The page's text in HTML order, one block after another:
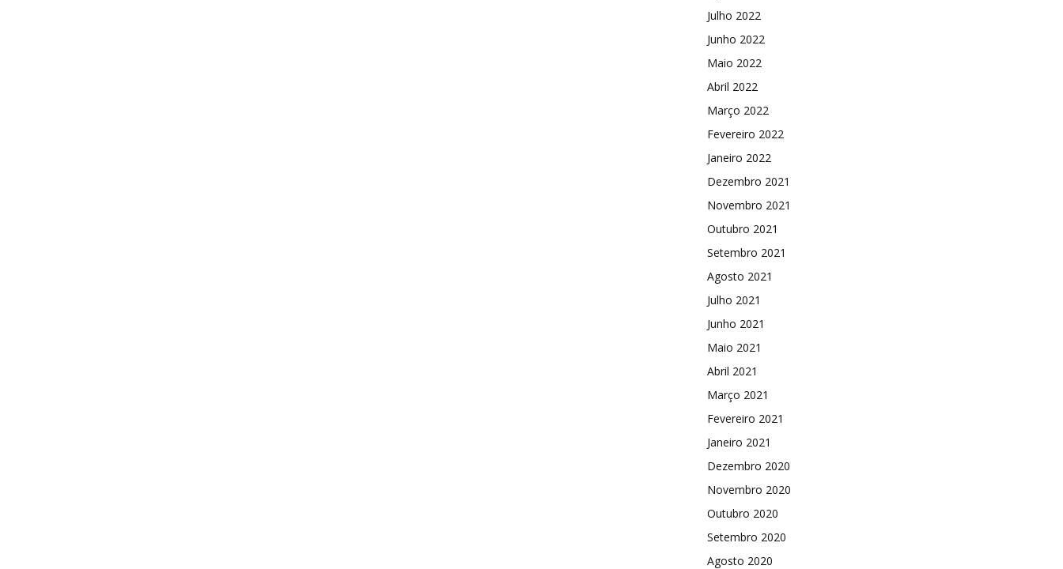
Julho 2022
Junho 2022
Maio 2022
Abril 2022
Março 2022
Fevereiro 2022
Janeiro 2022
Dezembro 2021
Novembro 2021
Outubro 2021
Setembro 2021
Agosto 2021
Julho 2021
Junho 2021
Maio 2021
Abril 2021
Março 2021
Fevereiro 2021
Janeiro 2021
Dezembro 2020
Novembro 2020
Outubro 2020
Setembro 2020
Agosto 2020